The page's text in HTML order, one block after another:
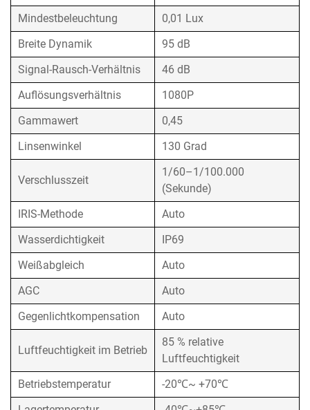
Mindestbeleuchtung
0,01 Lux
Breite Dynamik
95 dB
Signal-Rausch-Verhältnis
46 dB
Auflösungsverhältnis
1080P
Gammawert
0,45
Linsenwinkel
130 Grad
Verschlusszeit
1/60–1/100.000
(Sekunde)
IRIS-Methode
Auto
Wasserdichtigkeit
IP69
Weißabgleich
Auto
AGC
Auto
Gegenlichtkompensation
Auto
Luftfeuchtigkeit im Betrieb
85 % relative
Luftfeuchtigkeit
Betriebstemperatur
-20℃~ +70℃